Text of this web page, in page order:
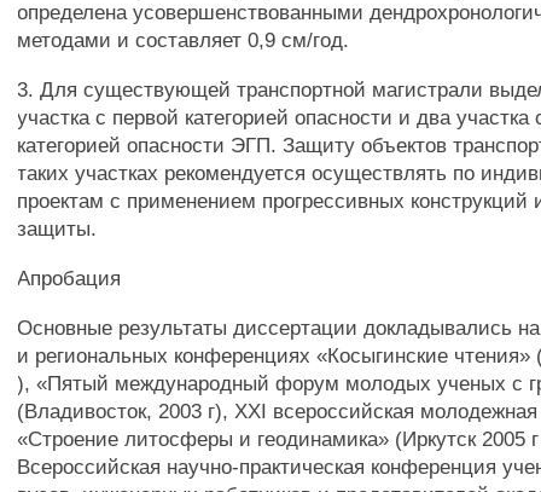
определена усовершенствованными
методами и составляет 0,9 см/год.
3. Для существующей транспортной магистрали
участка с первой категорией опасности и два участка
категорией опасности ЭГП. Защиту объектов
таких участках рекомендуется осуществлять по
проектам с применением прогрессивных конструкций
защиты.
Апробация
Основные результаты диссертации докладывались
и региональных конференциях «Косыгинские чтения»
), «Пятый международный форум молодых ученых с
(Владивосток, 2003 г), XXI всероссийская
«Строение литосферы и геодинамика» (Иркутск 2005
Всероссийская научно-практическая конференция